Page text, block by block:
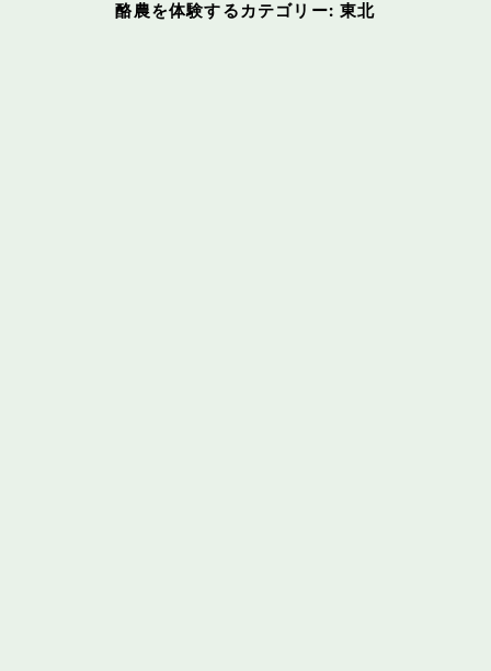
酪農を体験するカテゴリー:東北